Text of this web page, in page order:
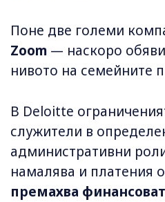
Поне две големи
Zoom — наскоро
нивото на семейните
В Deloitte
служители в
административни
намалява и платения
премахва